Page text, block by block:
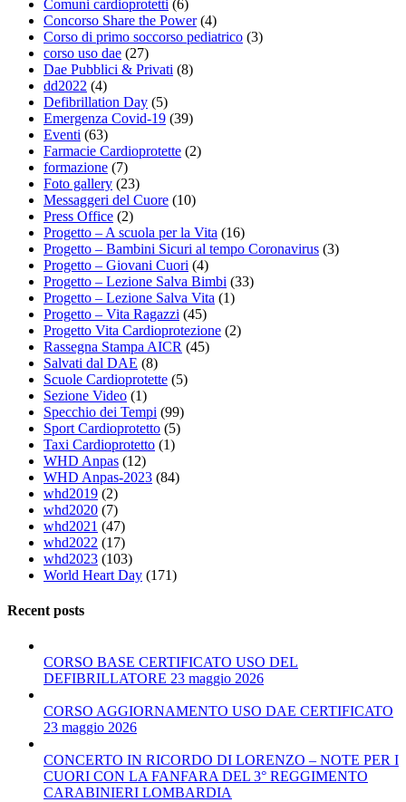
Comuni cardioprotetti (6)
Concorso Share the Power(4)
Corso di primo soccorso pediatrico (3)
corso uso dae (27)
Dae Pubblici & Privati (8)
dd2022 (4)
Defibrillation Day (5)
Emergenza Covid-19 (39)
Eventi (63)
Farmacie Cardioprotette (2)
formazione (7)
Foto gallery (23)
Messaggeri del Cuore (10)
Press Office (2)
Progetto – A scuola per la Vita (16)
Progetto – Bambini Sicuri al tempo Coronavirus (3)
Progetto – Giovani Cuori (4)
Progetto – Lezione Salva Bimbi (33)
Progetto – Lezione Salva Vita (1)
Progetto – Vita Ragazzi (45)
Progetto Vita Cardioprotezione (2)
Rassegna Stampa AICR (45)
Salvati dal DAE (8)
Scuole Cardioprotette (5)
Sezione Video (1)
Specchio dei Tempi (99)
Sport Cardioprotetto (5)
Taxi Cardioprotetto (1)
WHD Anpas (12)
WHD Anpas-2023 (84)
whd2019 (2)
whd2020 (7)
whd2021 (47)
whd2022 (17)
whd2023 (103)
World Heart Day (171)
Recent posts
CORSO BASE CERTIFICATO USO DEL
DEFIBRILLATORE 23 maggio 2026
CORSO AGGIORNAMENTO USO DAE CERTIFICATO
23 maggio 2026
CONCERTO IN RICORDO DI LORENZO – NOTE PER I
CUORI CON LA FANFARA DEL 3° REGGIMENTO
CARABINIERI LOMBARDIA